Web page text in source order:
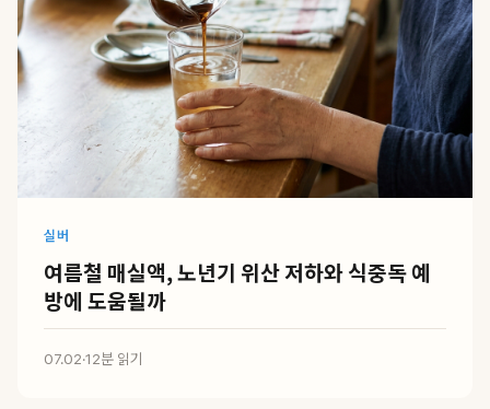
실버
여름철 매실액, 노년기 위산 저하와 식중독 예
방에 도움될까
07.02·12분 읽기